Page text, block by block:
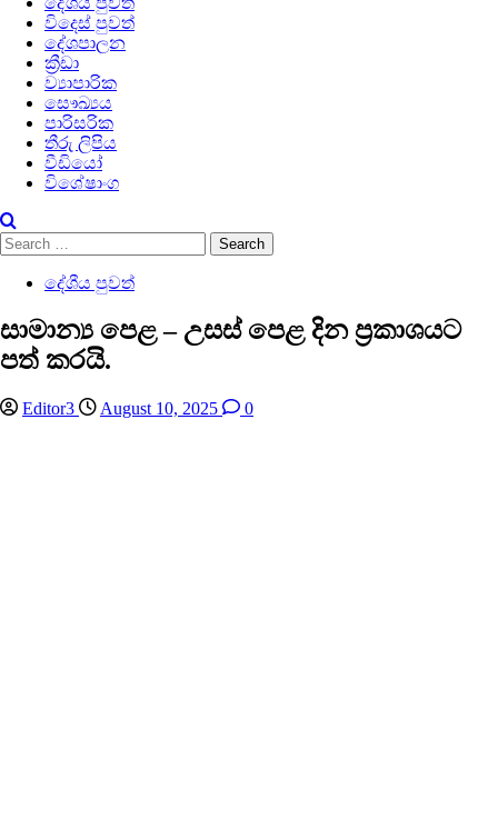
විදෙස් පුවත්
දේශපාලන
ක්‍රීඩා
ව්‍යාපාරික
සෞඛ්‍යය
පාරිසරික
තීරු ලිපිය
වීඩියෝ
විශේෂාංග
Search
for:
දේශීය පුවත්
සාමාන්‍ය පෙළ – උසස් පෙළ දින ප්‍රකාශයට
පත් කරයි.
Editor3 August 10, 2025 0